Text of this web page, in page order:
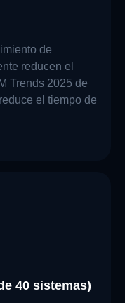
de
reducen el
Trends 2025 de
el tiempo de
40 sistemas)